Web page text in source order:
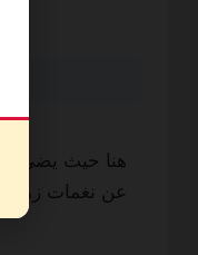
هنا حيث يضيء